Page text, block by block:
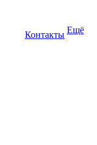
Контакты Ещё